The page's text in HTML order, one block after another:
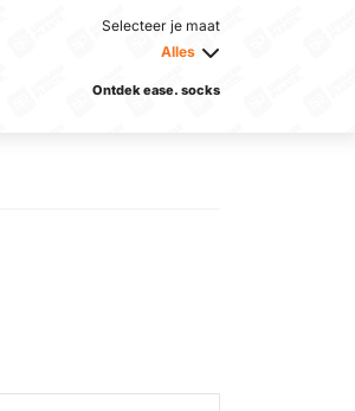
Selecteer je maat
Alles
Ontdek ease. socks